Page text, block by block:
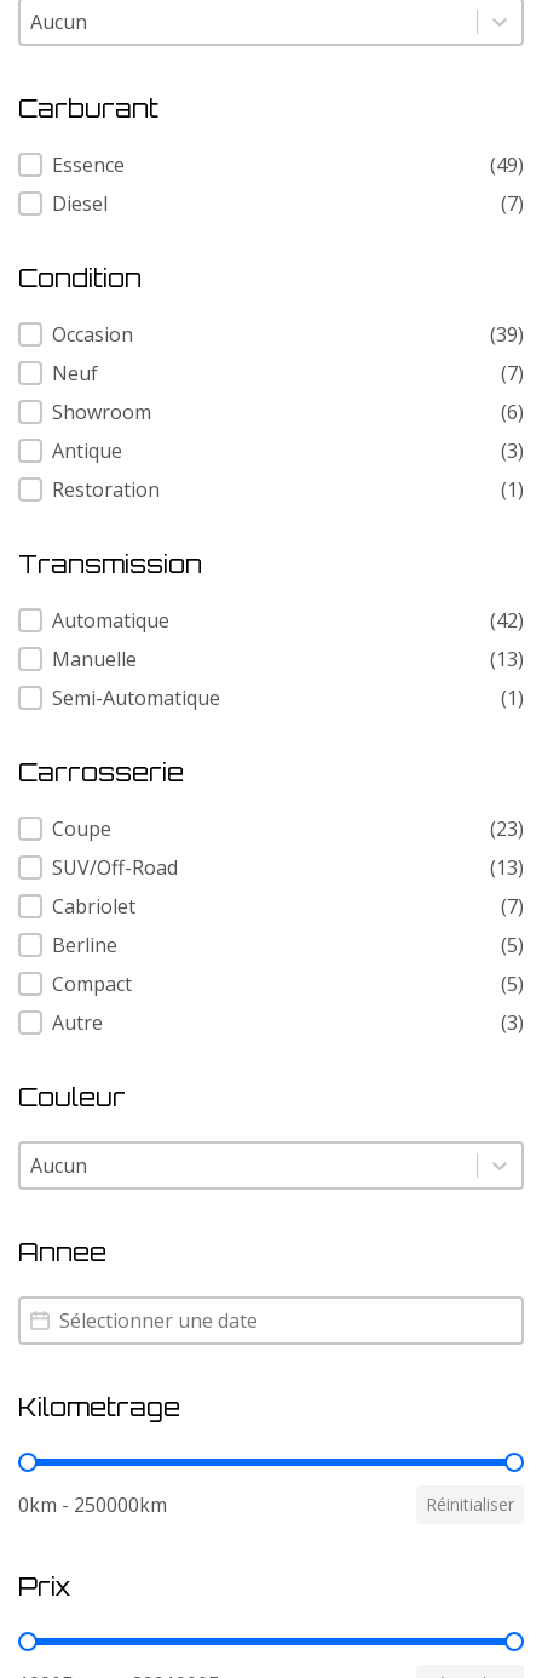
Modele
Modele
Carburant
Carburant
Essence
(49)
Diesel
(7)
Condition
Condition
Occasion
(39)
Neuf
(7)
Showroom
(6)
Antique
(3)
Restoration
(1)
Transmission
Transmission
Automatique
(42)
Manuelle
(13)
Semi-Automatique
(1)
Carrosserie
Carrosserie
Coupe
(23)
SUV/Off-Road
(13)
Cabriolet
(7)
Berline
(5)
Compact
(5)
Autre
(3)
Couleur
Couleur
Couleur
Annee
Annee
Annee
Kilometrage
Kilometrage
0km - 250000km Réinitialiser
Prix
Prix